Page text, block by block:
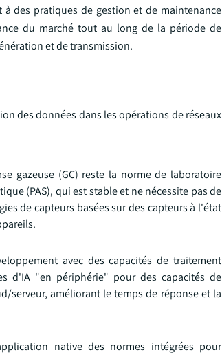
des pratiques de gestion et de maintenance
du marché tout au long de la période de
et de transmission.
des données dans les opérations de réseaux
gazeuse (GC) reste la norme de laboratoire
(PAS), qui est stable et ne nécessite pas de
de capteurs basées sur des capteurs à l'état
avec des capacités de traitement
d'IA "en périphérie" pour des capacités de
serveur, améliorant le temps de réponse et la
native des normes intégrées pour